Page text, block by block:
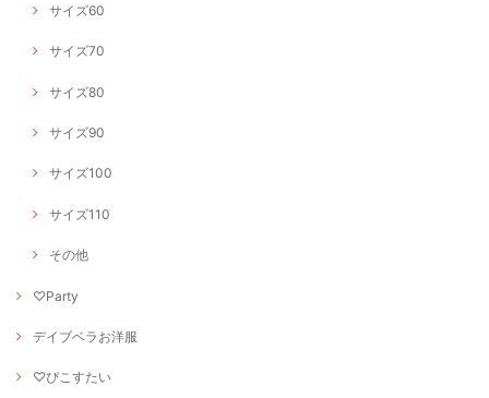
サイズ60
サイズ70
サイズ80
サイズ90
サイズ100
サイズ110
その他
♡Party
デイブベラお洋服
♡ぴこすたい